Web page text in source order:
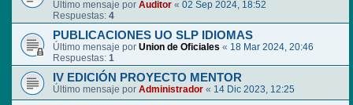
Último mensaje por Auditor « 02 Sep 2024, 18:52
Respuestas: 4
PUBLICACIONES UO SLP IDIOMAS
Último mensaje por Union de Oficiales « 18 Mar 2024, 20:46
Respuestas: 1
IV EDICIÓN PROYECTO MENTOR
Último mensaje por Administrador « 14 Dic 2023, 12:25